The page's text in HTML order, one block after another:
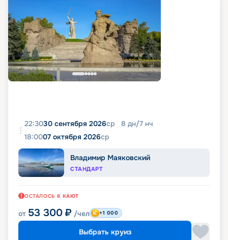
22:3030 сентября 2026ср 8 дн/7 нч
18:0007 октября 2026ср
Владимир Маяковский
СТАНДАРТ
ОСТАЛОСЬ 6 КАЮТ
от 53 300 ₽ /чел +1 000
Выбрать круиз